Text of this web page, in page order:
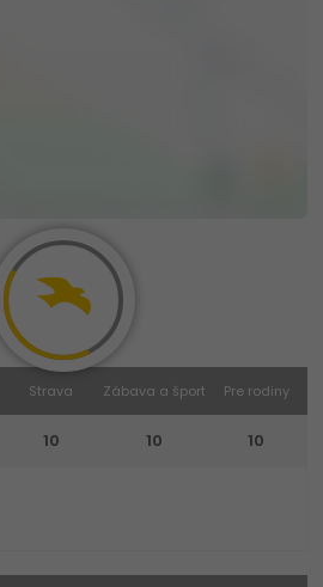
Strava
10
Zábava a šport
10
Pre rodiny
10